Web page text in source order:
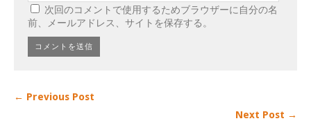
次回のコメントで使用するためブラウザーに自分の名
前、メールアドレス、サイトを保存する。
← Previous Post
Next Post →